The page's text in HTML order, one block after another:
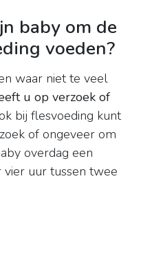
baby om de
voeden?
waar niet te veel
u op verzoek of
bij flesvoeding kunt
of ongeveer om
overdag een
uur tussen twee